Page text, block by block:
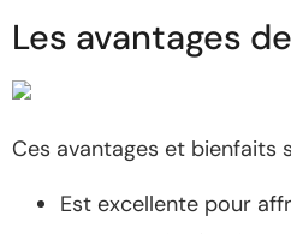
Les avantages
Ces avantages et bienfaits
Est excellente pour